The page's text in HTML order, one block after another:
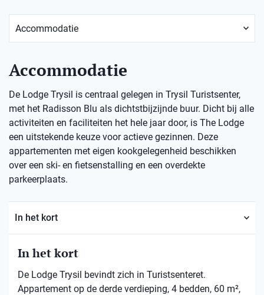
Accommodatie
De Lodge Trysil is centraal gelegen in Trysil Turistsenter,
met het Radisson Blu als dichtstbijzijnde buur. Dicht bij alle
activiteiten en faciliteiten het hele jaar door, is The Lodge
een uitstekende keuze voor actieve gezinnen. Deze
appartementen met eigen kookgelegenheid beschikken
over een ski- en fietsenstalling en een overdekte
parkeerplaats.
In het kort
In het kort
De Lodge Trysil bevindt zich in Turistsenteret.
Appartement op de derde verdieping, 4 bedden, 60 m²,